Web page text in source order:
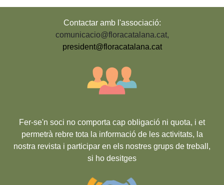
Contactar amb l'associació:
comunicacio@floracatalana.cat,
president@floracatalana.cat
Fer-se'n soci no comporta cap obligació ni quota, i et
permetrà rebre tota la informació de les activitats, la
nostra revista i participar en els nostres grups de treball,
si ho desitges